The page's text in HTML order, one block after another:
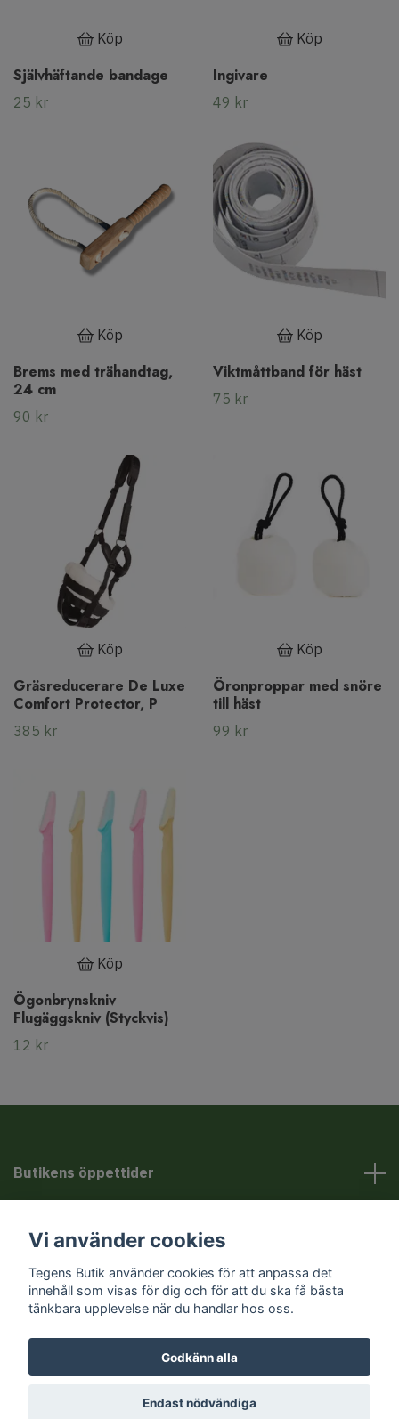
Köp
Självhäftande bandage
25 kr
Köp
Ingivare
49 kr
Köp
Brems med trähandtag,
24 cm
90 kr
Köp
Viktmåttband för häst
75 kr
Köp
Gräsreducerare De Luxe
Comfort Protector, P
385 kr
Köp
Öronproppar med snöre
till häst
99 kr
Köp
Ögonbrynskniv
Flugäggskniv (Styckvis)
12 kr
Butikens öppettider
Sociala medier
© 2026 Tegens Butik
Vi använder cookies
Tegens Butik använder cookies för att anpassa det
innehåll som visas för dig och för att du ska få bästa
tänkbara upplevelse när du handlar hos oss.
Godkänn alla
Endast nödvändiga